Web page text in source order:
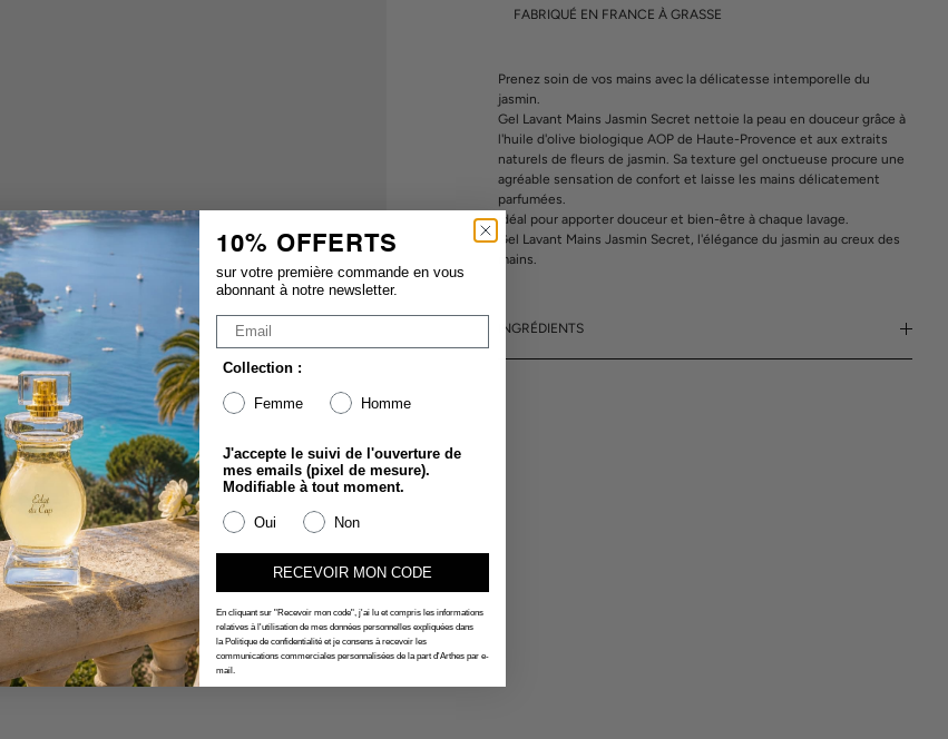
FABRIQUÉ EN FRANCE À GRASSE
Prenez soin de vos mains avec la délicatesse intemporelle du
jasmin.
Gel Lavant Mains Jasmin Secret nettoie la peau en douceur grâce à
l'huile d'olive biologique AOP de Haute-Provence et aux extraits
naturels de fleurs de jasmin. Sa texture gel onctueuse procure une
agréable sensation de confort et laisse les mains délicatement
parfumées.
Idéal pour apporter douceur et bien-être à chaque lavage.
Gel Lavant Mains Jasmin Secret, l'élégance du jasmin au creux des
mains.
INGRÉDIENTS
10% OFFERTS
sur votre première commande en vous
abonnant à notre newsletter.
Collection :
Femme Homme
J'accepte le suivi de l'ouverture de
mes emails (pixel de mesure).
Modifiable à tout moment.
Oui Non
RECEVOIR MON CODE
En cliquant sur "Recevoir mon code", j'ai lu et compris les informations
relatives à l'utilisation de mes données personnelles expliquées dans
la Politique de confidentialité et je consens à recevoir les
communications commerciales personnalisées de la part d'Arthes par e-
mail.